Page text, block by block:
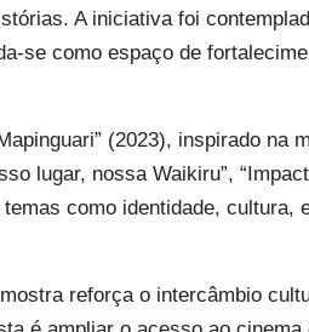
A iniciativa foi
se como espaço de
(2023), inspirado na
lugar, nossa Waikiru”,
temas como identidade, cultura,
reforça o intercâmbio